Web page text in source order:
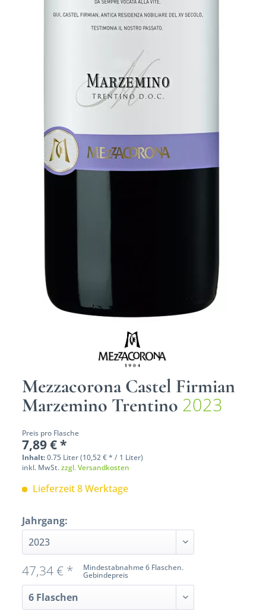
Mezzacorona Castel Firmian
Marzemino Trentino 2023
Preis pro Flasche
7,89 € *
Inhalt:0.75 Liter (10,52 € * / 1 Liter)
inkl. MwSt.zzgl. Versandkosten
Lieferzeit 8 Werktage
Jahrgang:
Mindestabnahme 6 Flaschen.
Gebindepreis
47,34 € *